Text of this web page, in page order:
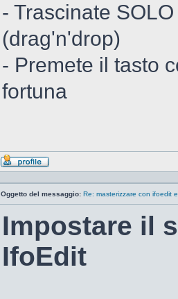
- Trascinate
(drag'n'drop)
- Premete il tasto
fortuna
Profilo
Oggetto del messaggio: Re: masterizzare con ifoedit
Impostare il
IfoEdit